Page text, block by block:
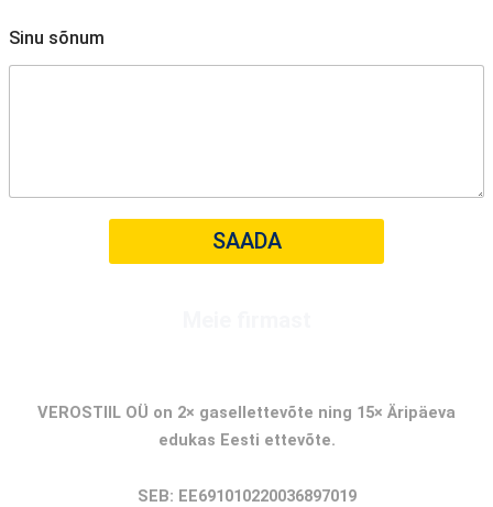
e
e
m
Sinu sõnum
SAADA
VEROSTIIL OÜ on 2× gasellettevõte ning 15× Äripäeva
edukas Eesti ettevõte.
SEB: EE691010220036897019